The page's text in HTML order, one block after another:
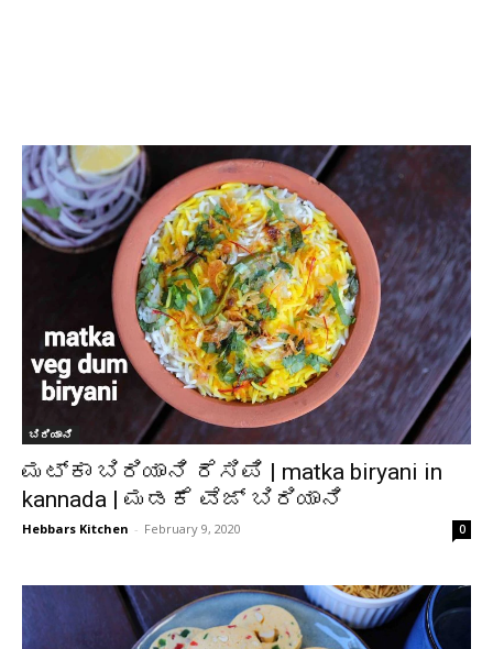
ಬಿರಿಯಾನಿ
ಮಟ್ಕಾ ಬಿರಿಯಾನಿ ರೆಸಿಪಿ | matka biryani in
kannada | ಮಡಕೆ ವೆಜ್ ಬಿರಿಯಾನಿ
Hebbars Kitchen - February 9, 2020 0